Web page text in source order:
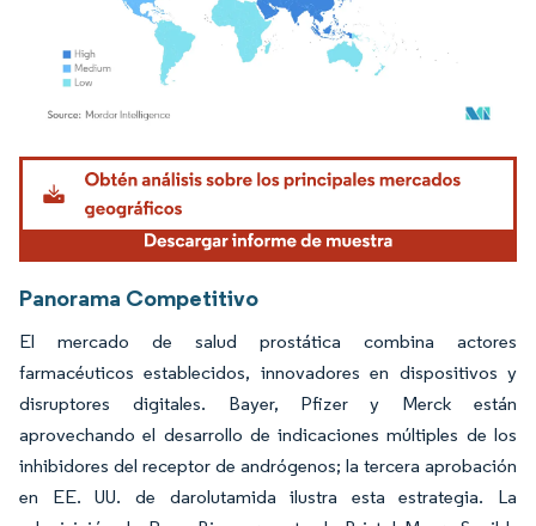
Imagen © Mordor Intelligence. El uso requiere atribución según CC BY 4.0.
Panorama Competitivo
El mercado de salud prostática combina actores
farmacéuticos establecidos, innovadores en dispositivos y
disruptores digitales. Bayer, Pfizer y Merck están
aprovechando el desarrollo de indicaciones múltiples de los
inhibidores del receptor de andrógenos; la tercera aprobación
en EE. UU. de darolutamida ilustra esta estrategia. La